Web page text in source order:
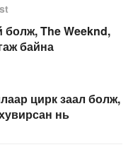
болж, The Weeknd,
байна
цирк заал болж,
нь